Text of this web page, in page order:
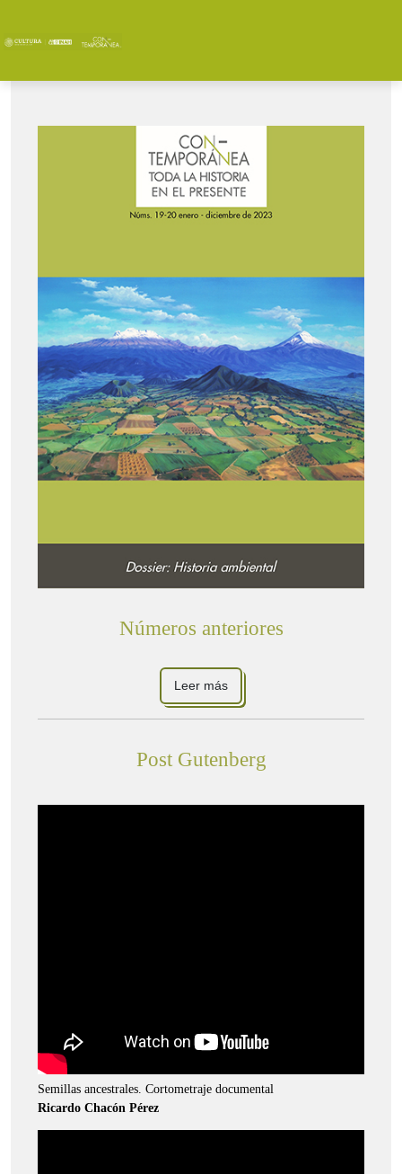
Números anteriores
Leer más
Post Gutenberg
Semillas ancestrales. Cortometraje documental
Ricardo Chacón Pérez